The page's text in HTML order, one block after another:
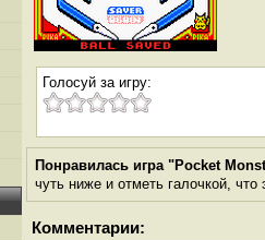
Голосуй за игру:
Понравилась игра "Pocket
чуть ниже и отметь галочкой,
Комментарии: